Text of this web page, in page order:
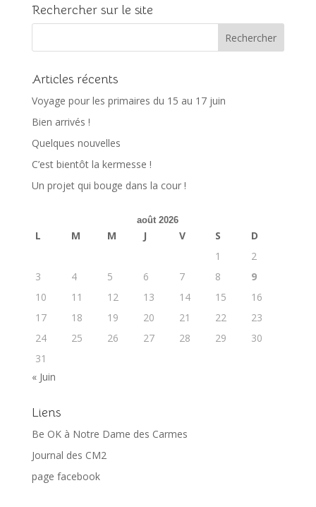
Rechercher sur le site
Articles récents
Voyage pour les primaires du 15 au 17 juin
Bien arrivés !
Quelques nouvelles
C’est bientôt la kermesse !
Un projet qui bouge dans la cour !
août 2026
L M M J V S
D
1
2
3
4 5 6 7 8
9
10
11 12 13 14 15
16
17
18 19 20 21 22
23
24
25 26 27 28 29
30
31
« Juin
Liens
Be OK à Notre Dame des Carmes
Journal des CM2
page facebook